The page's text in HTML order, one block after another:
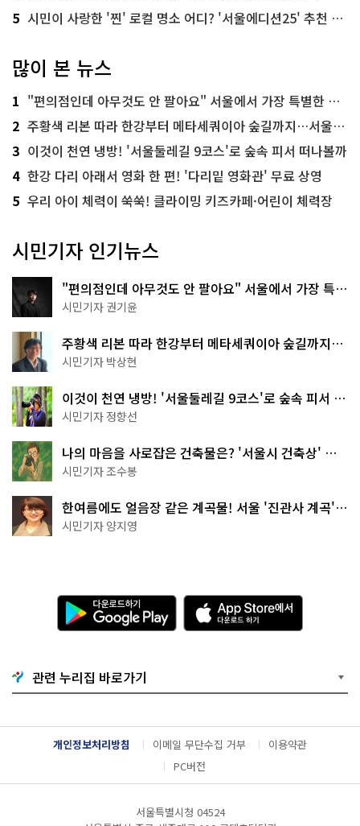
5 시민이 사랑한 '찐' 로컬 명소 어디? '서울에디션25' 추천 코스
많이 본 뉴스
1 "편의점인데 아무것도 안 팔아요" 서울에서 가장 특별한 편의점의 정체
2 주황색 리본 따라 한강부터 메타세쿼이아 숲길까지…서울둘레길 15코스
3 이것이 천연 냉방! '서울둘레길 9코스'로 숲속 피서 떠나볼까
4 한강 다리 아래서 영화 한 편! '다리밑 영화관' 무료 상영
5 우리 아이 체력이 쑥쑥! 클라이밍 키즈카페·어린이 체력장
시민기자 인기뉴스
"편의점인데 아무것도 안 팔아요" 서울에서 가장 특별
한 편의점의 정체
시민기자 권기윤
주황색 리본 따라 한강부터 메타세쿼이아 숲길까지…
서울둘레길 15코스
시민기자 박상현
이것이 천연 냉방! '서울둘레길 9코스'로 숲속 피서 떠
나볼까
시민기자 정향선
나의 마음을 사로잡은 건축물은? '서울시 건축상' 수
상작 공개!
시민기자 조수봉
한여름에도 얼음장 같은 계곡물! 서울 '진관사 계곡'이
천국이네~
시민기자 양지영
다
운
로
기
G
o
g
l
e
l
A
p
p
e
서
다
운
드
관련 누리집 바로가기
개인정보처리방침 이메일 무단수집 거부
이용약관
PC버전
서울특별시청 04524